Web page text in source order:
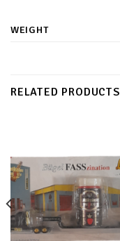
WEIGHT
RELATED PRODUCTS